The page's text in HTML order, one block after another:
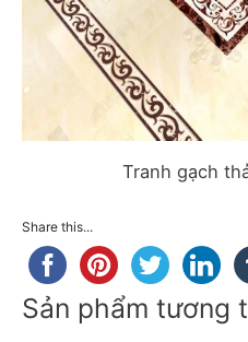
Tranh gạch
Share this...
Sản phẩm tương